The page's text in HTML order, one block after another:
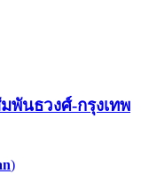
พันธวงศ์-กรุงเทพ
)